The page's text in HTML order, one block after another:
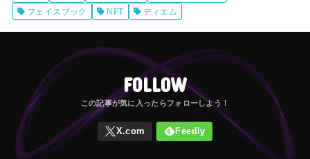
フェイスブック NFT ディエム
FOLLOW